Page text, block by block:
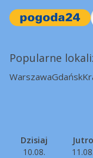
Popularne
WarszawaGdańsk
Dzisiaj
10.08.
Jutro
11.08.